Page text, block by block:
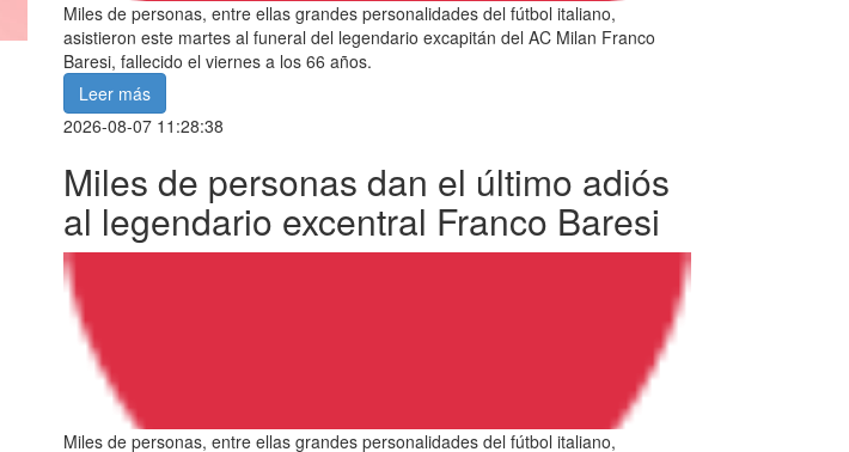
Miles de personas, entre ellas grandes personalidades del fútbol italiano,
asistieron este martes al funeral del legendario excapitán del AC Milan Franco
Baresi, fallecido el viernes a los 66 años.
Leer más
2026-08-07 11:28:38
Miles de personas dan el último adiós
al legendario excentral Franco Baresi
Miles de personas, entre ellas grandes personalidades del fútbol italiano,